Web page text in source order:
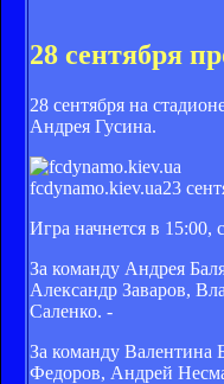
28 сентября
28 сентября на
Андрея Гусина.
fcdynamo.kiev.ua23
Игра начнется в 15:00,
За команду Андрея
Александр Заваров,
Саленко. -
За команду
Федоров, Андрей